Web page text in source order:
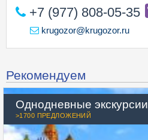
+7 (977) 808-05-35
krugozor@krugozor.ru
Рекомендуем
Однодневные экскурсии
>1700 ПРЕДЛОЖЕНИЙ